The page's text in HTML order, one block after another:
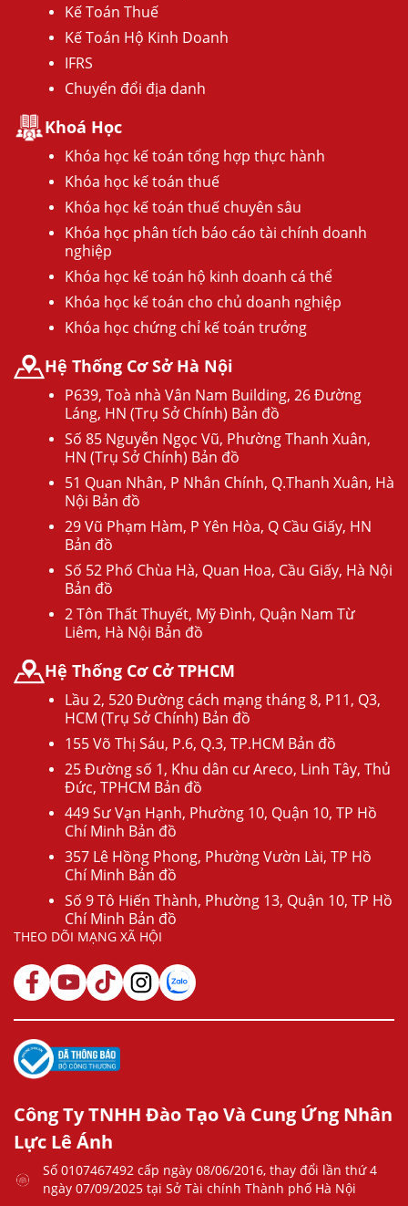
Kế Toán Thuế
Kế Toán Hộ Kinh Doanh
IFRS
Chuyển đổi địa danh
Khoá Học
Khóa học kế toán tổng hợp thực hành
Khóa học kế toán thuế
Khóa học kế toán thuế chuyên sâu
Khóa học phân tích báo cáo tài chính doanh
nghiệp
Khóa học kế toán hộ kinh doanh cá thể
Khóa học kế toán cho chủ doanh nghiệp
Khóa học chứng chỉ kế toán trưởng
Hệ Thống Cơ Sở Hà Nội
P639, Toà nhà Vân Nam Building, 26 Đường
Láng, HN (Trụ Sở Chính) Bản đồ
Số 85 Nguyễn Ngọc Vũ, Phường Thanh Xuân,
HN (Trụ Sở Chính) Bản đồ
51 Quan Nhân, P Nhân Chính, Q.Thanh Xuân, Hà
Nội Bản đồ
29 Vũ Phạm Hàm, P Yên Hòa, Q Cầu Giấy, HN
Bản đồ
Số 52 Phố Chùa Hà, Quan Hoa, Cầu Giấy, Hà Nội
Bản đồ
2 Tôn Thất Thuyết, Mỹ Đình, Quận Nam Từ
Liêm, Hà Nội Bản đồ
Hệ Thống Cơ Cở TPHCM
Lầu 2, 520 Đường cách mạng tháng 8, P11, Q3,
HCM (Trụ Sở Chính) Bản đồ
155 Võ Thị Sáu, P.6, Q.3, TP.HCM Bản đồ
25 Đường số 1, Khu dân cư Areco, Linh Tây, Thủ
Đức, TPHCM Bản đồ
449 Sư Vạn Hạnh, Phường 10, Quận 10, TP Hồ
Chí Minh Bản đồ
357 Lê Hồng Phong, Phường Vườn Lài, TP Hồ
Chí Minh Bản đồ
Số 9 Tô Hiến Thành, Phường 13, Quận 10, TP Hồ
Chí Minh Bản đồ
THEO DÕI MẠNG XÃ HỘI
Công Ty TNHH Đào Tạo Và Cung Ứng Nhân
Lực Lê Ánh
Số 0107467492 cấp ngày 08/06/2016, thay đổi lần thứ 4
ngày 07/09/2025 tại Sở Tài chính Thành phố Hà Nội